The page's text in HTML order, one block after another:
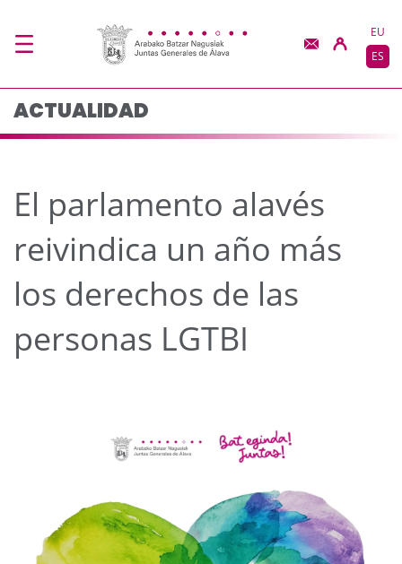
El parlamento alavés
EU
ES
ACTUALIDAD
El parlamento alavés
reivindica un año más
los derechos de las
personas LGTBI